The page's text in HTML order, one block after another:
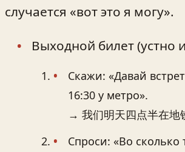
случается «вот это я могу».
Выходной билет (устно
Скажи: «Давай
16:30 у метро».
→ 我们明天四点半在地
Спроси: «Во сколько